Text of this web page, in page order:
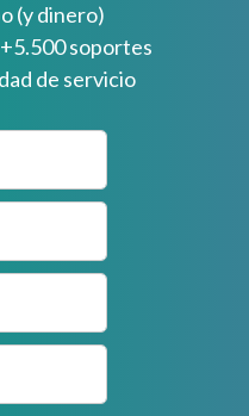
(y dinero)
soportes
de servicio